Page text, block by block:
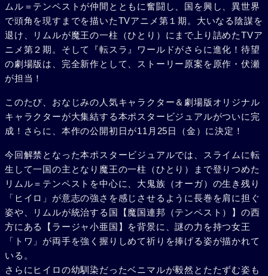
ムル＝テンペストが仲間とともに奮闘し、国を興し、異世界
で頭角を現すまでを描いたTVアニメ第１期。大いなる陰謀を
退け、リムルが魔王の一柱（ひとり）にまで上り詰めたTVア
ニメ第２期。そして『転スラ』ワールドがさらに進化！待望
の劇場版は、完全新作として、ストーリー原案を原作・伏瀬
が担当！
このたび、おなじみの人気キャラクター＆劇場版オリジナル
キャラクターが大集結する本ポスタービジュアルがついに完
成！さらに、本作の公開初日が11月25日（金）に決定！
今回解禁となった本ポスタービジュアルでは、スライムに転
生して一国の主となり魔王の一柱（ひとり）まで登りつめた
リムル＝テンペストを中心に、大鬼族（オーガ）の生き残り
「ヒイロ」が意志の強さを感じさせるように長巻を肩に担ぐ
姿や、リムルが統治する国【魔国連邦（テンペスト）】の西
方にある【ラージャ小亜国】を背景に、謎の力を持つ女王
「トワ」が両手を強く握りしめて祈りを捧げる姿が描かれて
いる。
さらにヒイロの幼馴染だったベニマルが毅然とたたずむ姿も